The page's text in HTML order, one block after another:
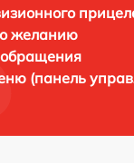
желанию
(панель